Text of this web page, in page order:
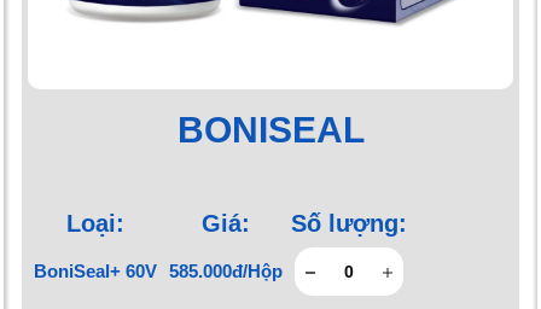
BONISEAL
Loại: Giá: Số lượng:
BoniSeal+ 60V 585.000đ/Hộp